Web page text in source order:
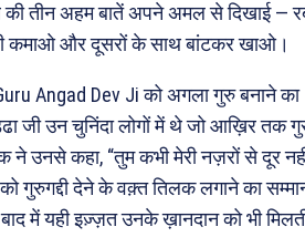
तीन अहम बातें अपने अमल से दिखाई —
कमाओ और दूसरों के साथ बांटकर खाओ।
Angad Dev Ji को अगला गुरु बनाने का
जी उन चुनिंदा लोगों में थे जो आख़िर तक
उनसे कहा, “तुम कभी मेरी नज़रों से दूर
गुरुगद्दी देने के वक़्त तिलक लगाने का
में यही इज़्ज़त उनके ख़ानदान को भी